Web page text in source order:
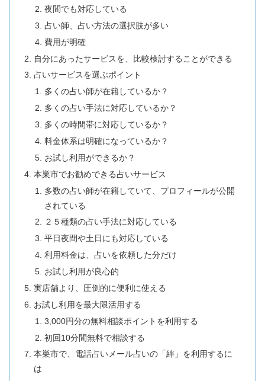
夜間でも対応している
占い師、占い方法の選択肢が多い
費用が明確
自分にあったサービスを、比較検討することができる
占いサービスを選ぶポイント
多くの占い師が在籍しているか？
多くの占い手法に対応しているか？
多くの時間帯に対応しているか？
料金体系は明確になっているか？
お試し利用ができるか？
本巣市でお勧めできる占いサービス
多数の占い師が在籍していて、プロフィールが公開
されている
２５種類の占い手法に対応している
平日夜間や土日にも対応している
利用料金は、占いを依頼した分だけ
お試し利用が良心的
実店舗より、圧倒的に便利に使える
お試し利用を最大限活用する
3,000円分の無料相談ポイントを利用する
初回10分間無料で相談する
本巣市で、電話占いメール占いの「絆」を利用するに
は